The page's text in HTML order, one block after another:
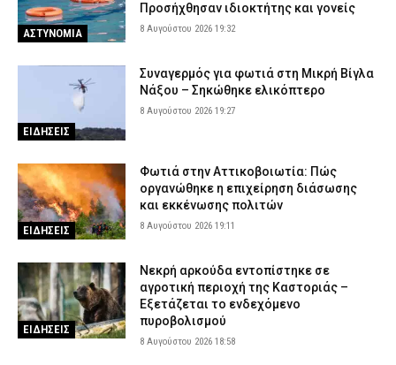
ΑΣΤΥΝΟΜΙΑ
Προσήχθησαν ιδιοκτήτης και γονείς
8 Αυγούστου 2026 19:32
ΕΙΔΗΣΕΙΣ
Συναγερμός για φωτιά στη Μικρή Βίγλα
Νάξου – Σηκώθηκε ελικόπτερο
8 Αυγούστου 2026 19:27
ΕΙΔΗΣΕΙΣ
Φωτιά στην Αττικοβοιωτία: Πώς
οργανώθηκε η επιχείρηση διάσωσης
και εκκένωσης πολιτών
8 Αυγούστου 2026 19:11
ΕΙΔΗΣΕΙΣ
Νεκρή αρκούδα εντοπίστηκε σε
αγροτική περιοχή της Καστοριάς –
Εξετάζεται το ενδεχόμενο
πυροβολισμού
8 Αυγούστου 2026 18:58